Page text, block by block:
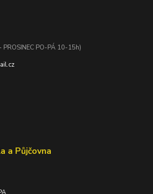
PROSINEC PO-PÁ 10-15h)
a Půjčovna